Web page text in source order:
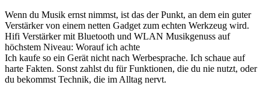
Wenn du Musik ernst nimmst, ist das der Punkt, an dem ein guter
Verstärker von einem netten Gadget zum echten Werkzeug wird.
Hifi Verstärker mit Bluetooth und WLAN Musikgenuss auf
höchstem Niveau: Worauf ich achte
Ich kaufe so ein Gerät nicht nach Werbesprache. Ich schaue auf
harte Fakten. Sonst zahlst du für Funktionen, die du nie nutzt, oder
du bekommst Technik, die im Alltag nervt.